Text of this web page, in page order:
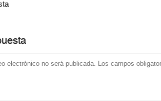
electrónico no será publicada. Los campos